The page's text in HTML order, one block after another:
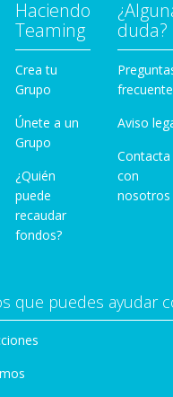
Haciendo
Teaming
Crea tu
Grupo
Únete a un
Grupo
¿Quién
puede
recaudar
fondos?
duda?
Aviso
Contacta
con
nosotros
que puedes ayudar